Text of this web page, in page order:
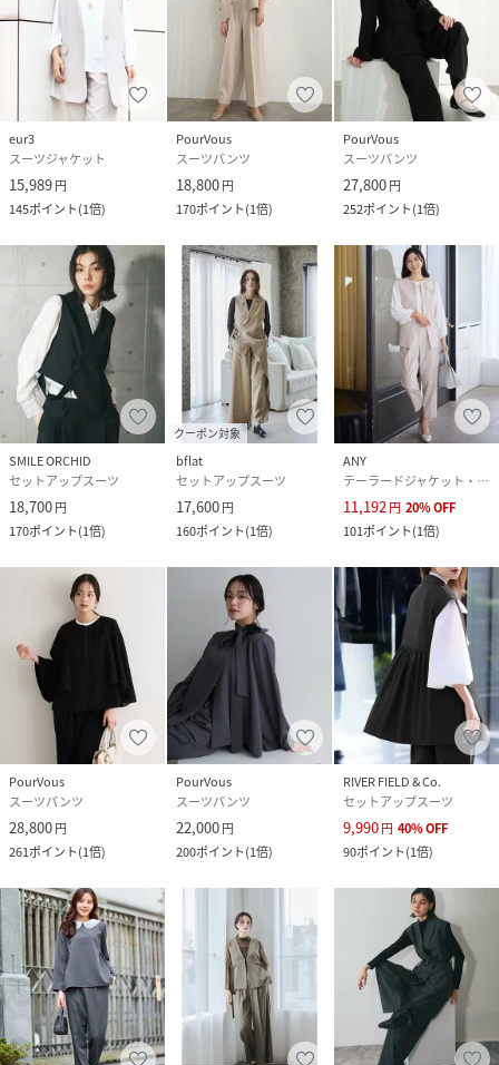
eur3
スーツジャケット
15,989円
145ポイント(1倍)
PourVous
スーツパンツ
18,800円
170ポイント(1倍)
PourVous
スーツパンツ
27,800円
252ポイント(1倍)
SMILE ORCHID
セットアップスーツ
18,700円
170ポイント(1倍)
クーポン対象
bflat
セットアップスーツ
17,600円
160ポイント(1倍)
ANY
テーラードジャケット・ブレザー
11,192 円 20%OFF
101ポイント(1倍)
PourVous
スーツパンツ
28,800円
261ポイント(1倍)
PourVous
スーツパンツ
22,000円
200ポイント(1倍)
RIVER FIELD & Co.
セットアップスーツ
9,990円 40%OFF
90ポイント(1倍)